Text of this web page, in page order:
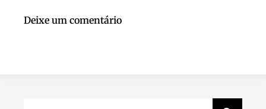
Deixe um comentário